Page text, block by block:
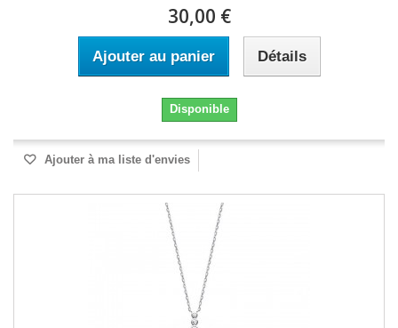
30,00 €
Ajouter au panier Détails
Disponible
Ajouter à ma liste d'envies